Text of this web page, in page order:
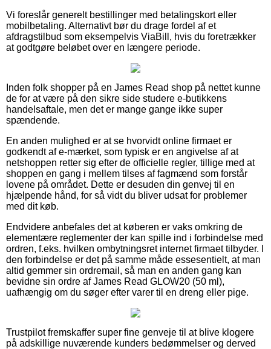
Vi foreslår generelt bestillinger med betalingskort eller
mobilbetaling. Alternativt bør du drage fordel af et
afdragstilbud som eksempelvis ViaBill, hvis du foretrækker
at godtgøre beløbet over en længere periode.
Inden folk shopper på en James Read shop på nettet kunne
de for at være på den sikre side studere e-butikkens
handelsaftale, men det er mange gange ikke super
spændende.
En anden mulighed er at se hvorvidt online firmaet er
godkendt af e-mærket, som typisk er en angivelse af at
netshoppen retter sig efter de officielle regler, tillige med at
shoppen en gang i mellem tilses af fagmænd som forstår
lovene på området. Dette er desuden din genvej til en
hjælpende hånd, for så vidt du bliver udsat for problemer
med dit køb.
Endvidere anbefales det at køberen er vaks omkring de
elementære reglementer der kan spille ind i forbindelse med
ordren, f.eks. hvilken ombytningsret internet firmaet tilbyder. I
den forbindelse er det på samme måde essesentielt, at man
altid gemmer sin ordremail, så man en anden gang kan
bevidne sin ordre af James Read GLOW20 (50 ml),
uafhængig om du søger efter varer til en dreng eller pige.
Trustpilot fremskaffer super fine genveje til at blive klogere
på adskillige nuværende kunders bedømmelser og derved